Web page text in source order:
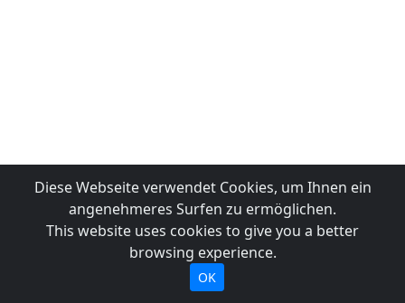
Diese Webseite verwendet Cookies, um Ihnen ein
angenehmeres Surfen zu ermöglichen.
This website uses cookies to give you a better
browsing experience.
OK